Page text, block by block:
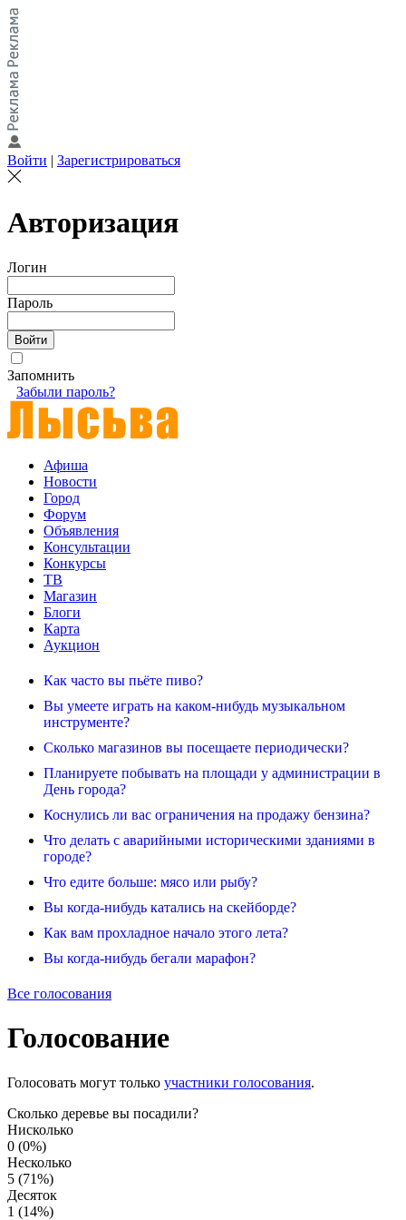
Войти | Зарегистрироваться
Авторизация
Логин
Пароль
Запомнить
Забыли пароль?
Афиша
Новости
Город
Форум
Объявления
Консультации
Конкурсы
ТВ
Магазин
Блоги
Карта
Аукцион
Как часто вы пьёте пиво?
Вы умеете играть на каком-нибудь музыкальном
инструменте?
Сколько магазинов вы посещаете периодически?
Планируете побывать на площади у администрации в
День города?
Коснулись ли вас ограничения на продажу бензина?
Что делать с аварийными историческими зданиями в
городе?
Что едите больше: мясо или рыбу?
Вы когда-нибудь катались на скейборде?
Как вам прохладное начало этого лета?
Вы когда-нибудь бегали марафон?
Все голосования
Голосование
Голосовать могут только участники голосования.
Сколько деревье вы посадили?
Нисколько
0 (0%)
Несколько
5 (71%)
Десяток
1 (14%)